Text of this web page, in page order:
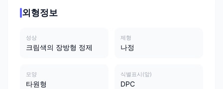
외형정보
성상
크림색의 장방형 정제
제형
나정
모양
타원형
식별표시(앞)
DPC